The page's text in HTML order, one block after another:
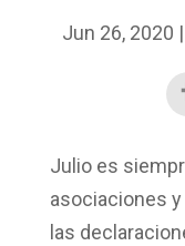
Jun 26, 2020 |
Julio es
asociaciones
las